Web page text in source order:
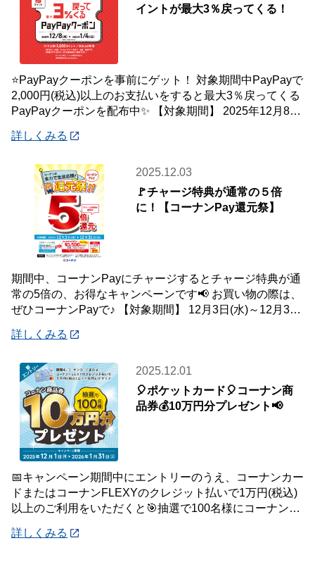
イントが最大3％戻ってくる！
⭐PayPayクーポンを事前にゲット！ 対象期間中PayPayで
2,000円(税込)以上のお支払いをすると最大3％戻ってくる
PayPayクーポンを配布中✨ 【対象期間】 2025年12月8日
詳しくみる
2025.12.03
🚩チャージ特典が通常の５倍
に！【コーナンPay還元祭】
期間中、コーナンPayにチャージするとチャージ特典が通
常の5倍の、お得なキャンペーンです📢 お買い物の際は、
ぜひコーナンPayで♪ 【対象期間】 12月3日(水)～12月31
詳しくみる
2025.12.01
🎈ポケットカード🎈コーナン商
品券💰10万円分プレゼント📢
📅キャンペーン期間中にエントリーのうえ、コーナンカー
ドまたはコーナンFLEXYのクレジット払いで1万円(税込)
以上のご利用をいただくと🎯抽選で100名様にコーナン商
詳しくみる